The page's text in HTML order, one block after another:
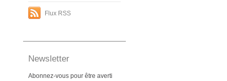
Flux RSS
Newsletter
Abonnez-vous pour être averti